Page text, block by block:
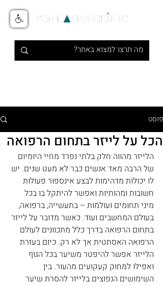
פוסט
הכל על לייזר בתחום הרפואה
הלייזר מהווה חלק בלתי נפרד מחיי היומיום
של הרבה מאד אנשים כבר לא מעט שנים. יש
לו יכולות מדהימות לבצע אינספור פעולות
חשובות ומהותיות ואפשר להיתקל בו בכל
מיני תחומים ועולמות – בתעשייה, ברפואה,
בעולם המחשבים ועוד. כאשר מדובר על לייזר
בתחום הרפואה בדרך כלל מתכוונים לעולם
הרפואה האסתטית אך לא רק. כיום בעזרת
הלייזר אפשר להיפטר משיער בכל הגוף
ואפילו למחוק קעקועים מהעור. בין
השימושים הנפוצים בלייזר להסרת שיער